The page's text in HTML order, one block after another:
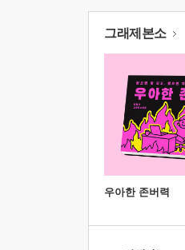
그래제본소
우아한 존버력